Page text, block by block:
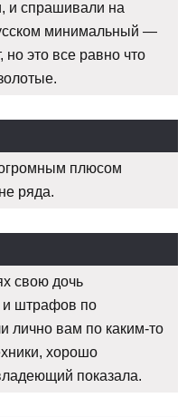
и спрашивали на
минимальный —
но это все равно что
плюсом
ряда.
свою дочь
и штрафов по
лично вам по каким-то
хорошо
показала.